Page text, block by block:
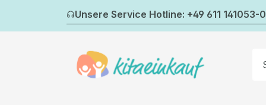
Hauptinhalt springen
Zur Suche springen
Zur Hauptnavigation springen
Unsere Service Hotline: +49 611 141053-0